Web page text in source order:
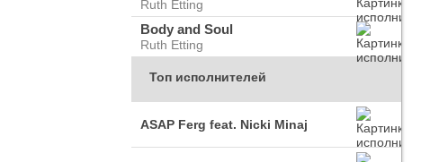
Ruth Etting
Body and Soul
Ruth Etting
Топ исполнителей
ASAP Ferg feat. Nicki Minaj